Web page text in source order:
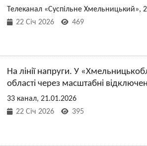
Телеканал «Суспільне Хмельницький»,
22 Січ 2026
469
На лінії напруги. У
області через масштабні
33 канал, 21.01.2026
22 Січ 2026
395